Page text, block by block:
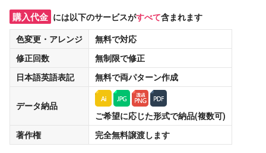
購入代金 には以下のサービスがすべて含まれます
色変更・アレンジ
無料で対応
修正回数
無制限で修正
日本語英語表記
無料で両パターン作成
データ納品
ご希望に応じた形式で納品(複数可)
著作権
完全無料譲渡します